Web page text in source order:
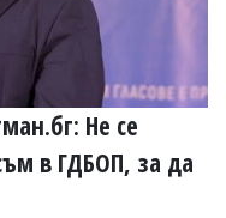
Не се
в ГДБОП, за да